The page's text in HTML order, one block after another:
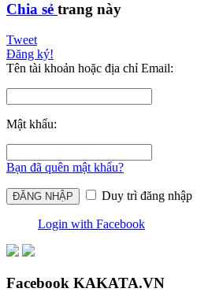
Chia sẻ trang này
Tweet
Đăng ký!
Tên tài khoản hoặc địa chỉ Email:
Mật khẩu:
Bạn đã quên mật khẩu?
Duy trì đăng nhập
Login with Facebook
Facebook KAKATA.VN